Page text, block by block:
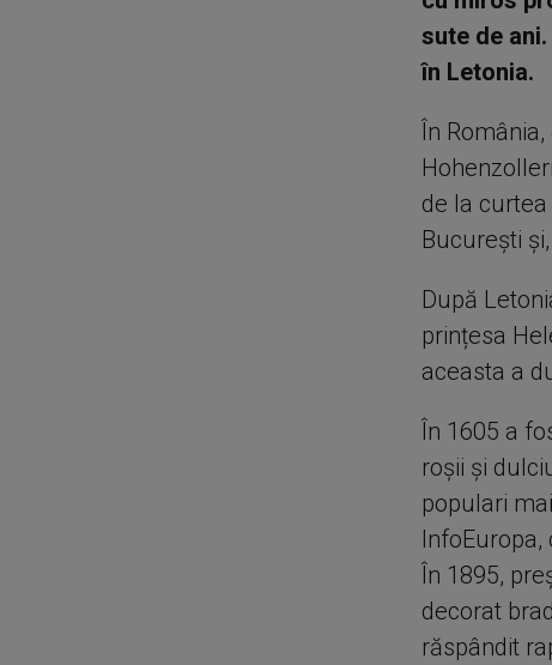
sute de
în Letonia.
În
de la
București
După
prințesa
aceasta a
În 1605 a
roșii și
populari
În 1895,
decorat
răspândit